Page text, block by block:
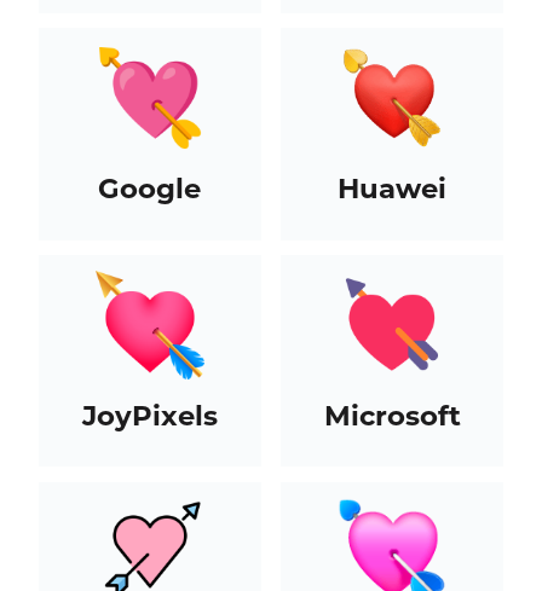
Google Huawei
JoyPixels Microsoft